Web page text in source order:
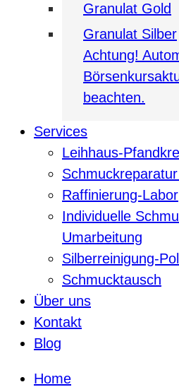
Granulat Gold
Granulat Silber
Achtung!
beachten.
Services
Leihhaus-
Raffinierung-Labor
Individuelle
Umarbeitung
Silberreinigung-
Schmucktausch
Über uns
Kontakt
Blog
Home